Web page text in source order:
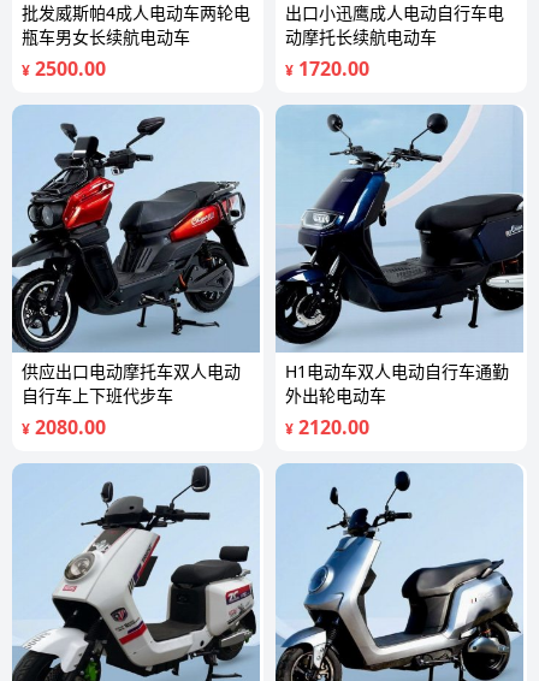
批发威斯帕4成人电动车两轮电
瓶车男女长续航电动车
¥ 2500.00
出口小迅鹰成人电动自行车电
动摩托长续航电动车
¥ 1720.00
供应出口电动摩托车双人电动
自行车上下班代步车
¥ 2080.00
H1电动车双人电动自行车通勤
外出轮电动车
¥ 2120.00